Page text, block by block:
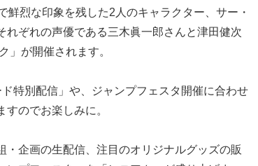
鮮烈な印象を残した2人のキャラクター、サー・
れぞれの声優である三木眞一郎さんと津田健次
」が開催されます。
特別配信」や、ジャンプフェスタ開催に合わせ
のでお楽しみに。
・企画の生配信、注目のオリジナルグッズの販